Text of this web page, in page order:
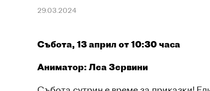
29.03.2024
Събота, 13 април от 10:30 часа
Аниматор: Леа Зервини